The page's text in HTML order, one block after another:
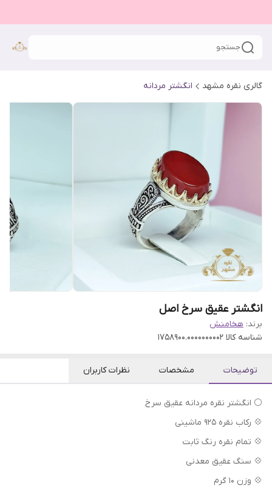
جستجو
گالری نقره مشهد انگشتر مردانه
انگشتر عقیق سرخ اصل
برند: هخامنش
شناسه کالا 1758900.0000000002
توضیحات مشخصات نظرات کاربران
⚪ انگشتر نقره مردانه عقیق سرخ
💠 رکاب نقره ۹۲۵ ماشینی
💠 تمام نقره رنگ ثابت
💠 سنگ عقیق معدنی
💠 وزن ۱۰ گرم